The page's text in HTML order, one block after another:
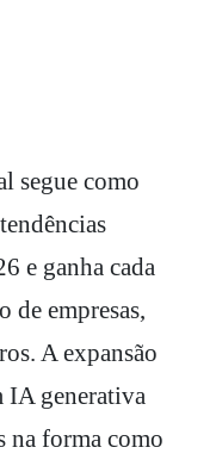
e ganha cada
de empresas,
A expansão
IA generativa
na forma como